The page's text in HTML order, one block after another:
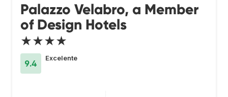
Palazzo Velabro, a Member
of Design Hotels
★★★★
9.4
Excelente